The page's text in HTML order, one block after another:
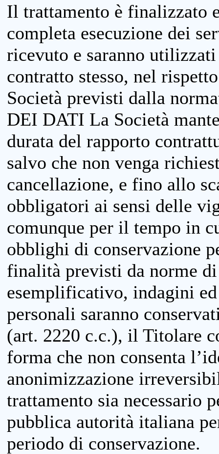
Il trattamento è finalizzato
completa esecuzione dei
ricevuto e saranno
contratto stesso, nel
Società previsti dalla
DEI DATI La Società
durata del rapporto
salvo che non venga
cancellazione, e fino allo
obbligatori ai sensi delle
comunque per il tempo in
obblighi di conservazione
finalità previsti da norme
esemplificativo, indagini
personali saranno
(art. 2220 c.c.), il Titolare
forma che non consenta
anonimizzazione
trattamento sia necessario
pubblica autorità italiana
periodo di conservazione.